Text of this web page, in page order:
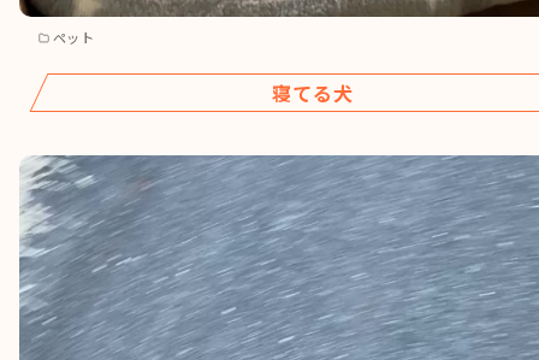
ペット
寝てる犬